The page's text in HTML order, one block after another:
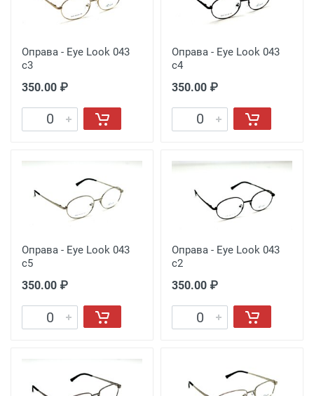
Оправа - Eye Look 043
c3
350.00 ₽
Оправа - Eye Look 043
c4
350.00 ₽
Оправа - Eye Look 043
c5
350.00 ₽
Оправа - Eye Look 043
c2
350.00 ₽